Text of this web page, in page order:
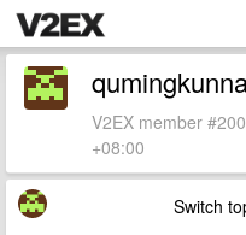
V2EX member
+08:00
Switch